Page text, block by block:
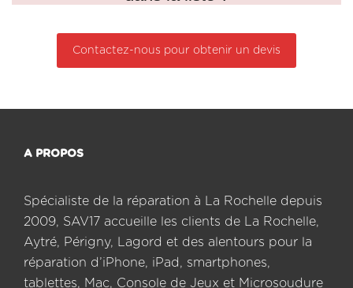
Contactez-nous pour obtenir un devis
A PROPOS
Spécialiste de la réparation à La Rochelle depuis
2009, SAV17 accueille les clients de La Rochelle,
Aytré, Périgny, Lagord et des alentours pour la
réparation d’iPhone, iPad, smartphones,
tablettes, Mac, Console de Jeux et Microsoudure